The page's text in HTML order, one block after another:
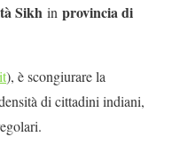
Sikh in provincia di
), è scongiurare la
di cittadini indiani,